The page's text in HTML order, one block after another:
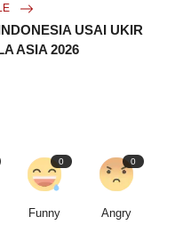
USAI UKIR
ASIA 2026
0
Funny
0
Angry